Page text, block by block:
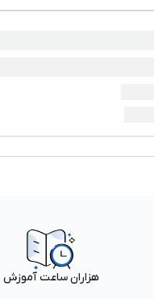
هزاران ساعت آموزش